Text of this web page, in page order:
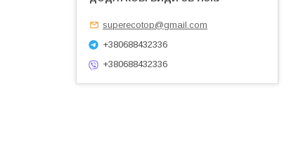
superecotop@gmail.com
+380688432336
+380688432336